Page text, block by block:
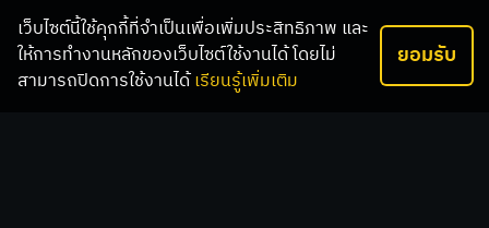
เว็บไซต์นี้ใช้คุกกี้ที่จำเป็นเพื่อเพิ่มประสิทธิภาพ และ
ให้การทำงานหลักของเว็บไซต์ใช้งานได้ โดยไม่
สามารถปิดการใช้งานได้เรียนรู้เพิ่มเติม
ยอมรับ